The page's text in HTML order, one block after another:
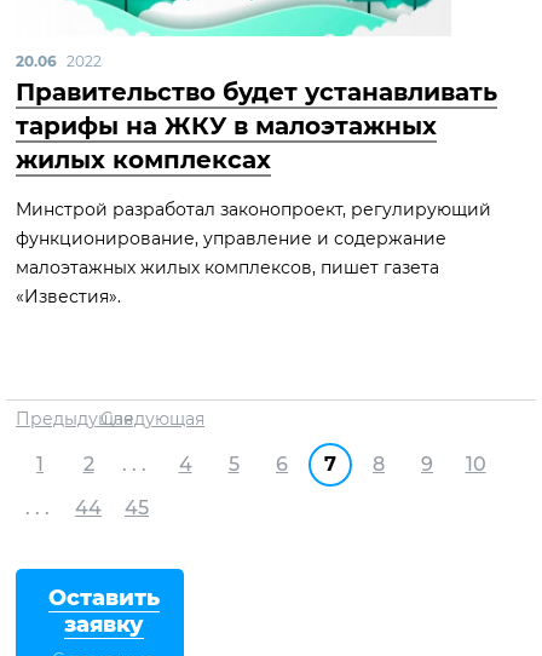
20.06 2022
Правительство будет устанавливать
тарифы на ЖКУ в малоэтажных
жилых комплексах
Минстрой разработал законопроект, регулирующий
функционирование, управление и содержание
малоэтажных жилых комплексов, пишет газета
«Известия».
Предыдущая
1 2 . . . 4 5 6 7 8 9
10
. . .
44 45
Следующая
Оставить
заявку